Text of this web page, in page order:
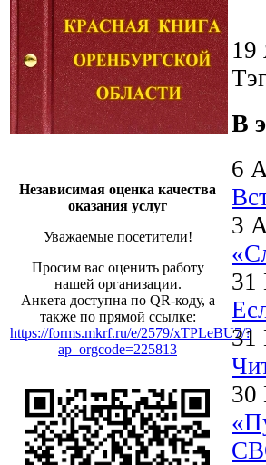
Независимая оценка качества
оказания услуг
Уважаемые посетители!
Просим вас оценить работу
нашей организации.
Анкета доступна по QR-коду, а
также по прямой ссылке:
https://forms.mkrf.ru/e/2579/xTPLeBU7/?
ap_orgcode=225813
19
В
6
3
31
31
30